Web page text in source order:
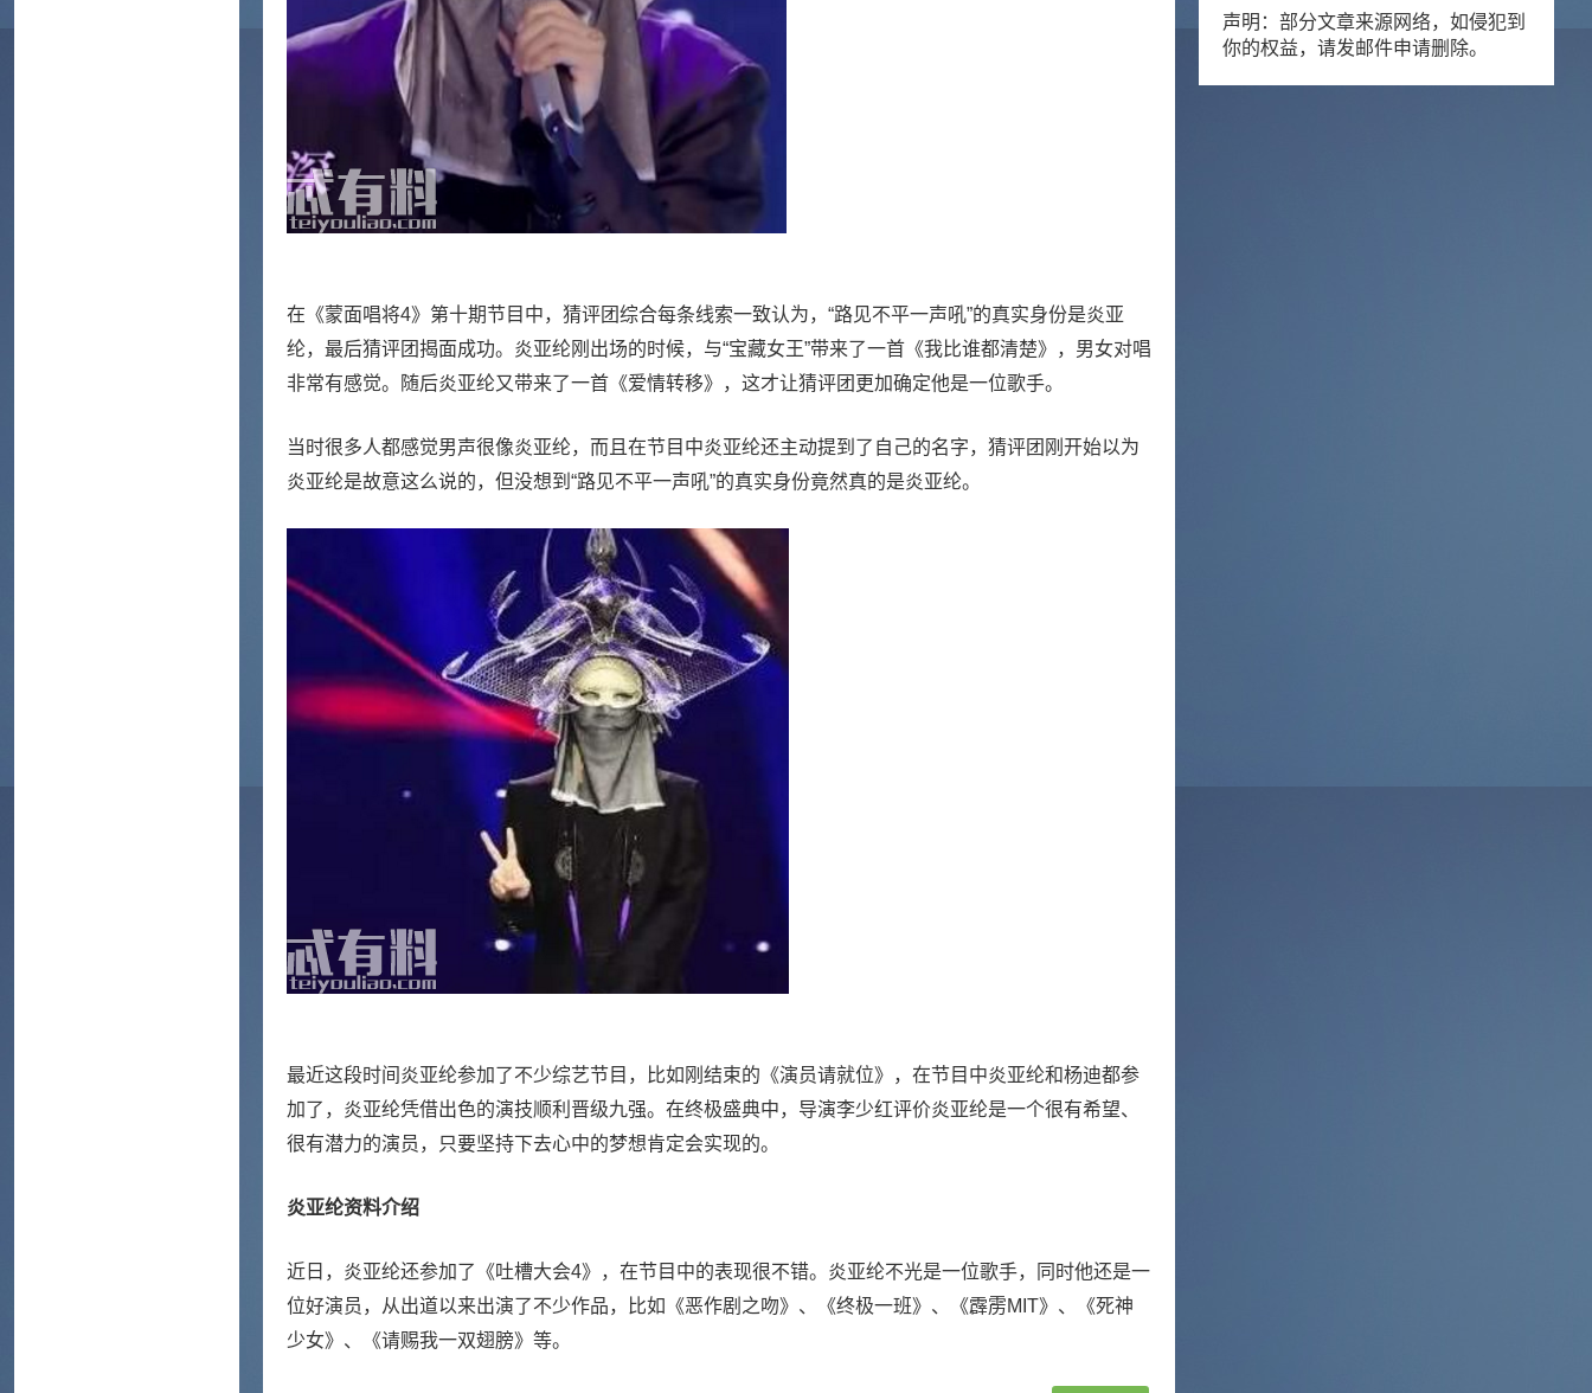
在《蒙面唱将4》第十期节目中，猜评团综合每条线索一致认为，“路见不平一声吼”的真实身份是炎亚
纶，最后猜评团揭面成功。炎亚纶刚出场的时候，与“宝藏女王”带来了一首《我比谁都清楚》，男女对唱
非常有感觉。随后炎亚纶又带来了一首《爱情转移》，这才让猜评团更加确定他是一位歌手。
当时很多人都感觉男声很像炎亚纶，而且在节目中炎亚纶还主动提到了自己的名字，猜评团刚开始以为
炎亚纶是故意这么说的，但没想到“路见不平一声吼”的真实身份竟然真的是炎亚纶。
最近这段时间炎亚纶参加了不少综艺节目，比如刚结束的《演员请就位》，在节目中炎亚纶和杨迪都参
加了，炎亚纶凭借出色的演技顺利晋级九强。在终极盛典中，导演李少红评价炎亚纶是一个很有希望、
很有潜力的演员，只要坚持下去心中的梦想肯定会实现的。
炎亚纶资料介绍
近日，炎亚纶还参加了《吐槽大会4》，在节目中的表现很不错。炎亚纶不光是一位歌手，同时他还是一
位好演员，从出道以来出演了不少作品，比如《恶作剧之吻》、《终极一班》、《霹雳MIT》、《死神
少女》、《请赐我一双翅膀》等。
声明：部分文章来源网络，如侵犯到
你的权益，请发邮件申请删除。